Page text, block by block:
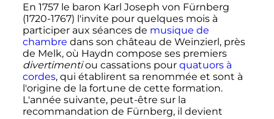
En 1757 le baron Karl Joseph von Fürnberg
(1720-1767) l'invite pour quelques mois à
participer aux séances de musique de
chambre dans son château de Weinzierl, près
de Melk, où Haydn compose ses premiers
divertimentiou cassations pour quatuors à
cordes, qui établirent sa renommée et sont à
l'origine de la fortune de cette formation.
L'année suivante, peut-être sur la
recommandation de Fürnberg, il devient